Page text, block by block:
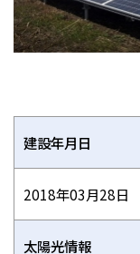
建設年月日
2018年03月28日
太陽光情報